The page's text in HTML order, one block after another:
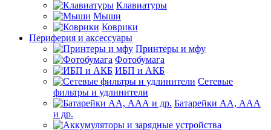
Клавиатуры
Мыши
Коврики
Периферия и аксессуары
Принтеры и мфу
Фотобумага
ИБП и АКБ
Сетевые
фильтры и удлинители
Батарейки АА, ААА
и др.